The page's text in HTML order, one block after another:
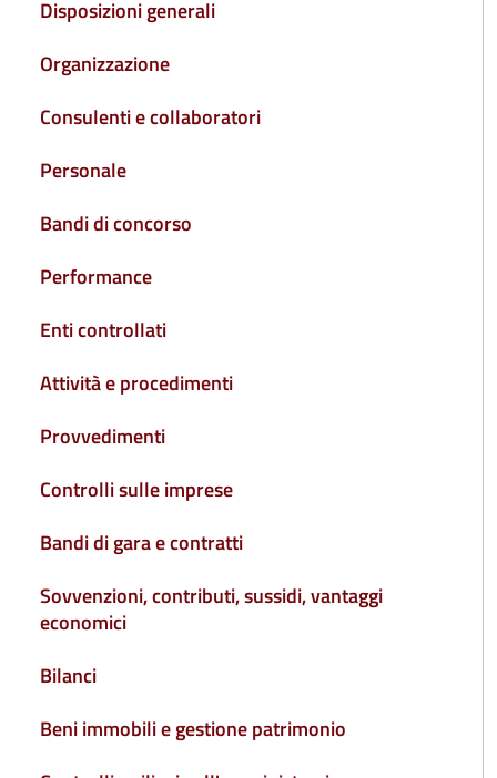
Disposizioni generali
Organizzazione
Consulenti e collaboratori
Personale
Bandi di concorso
Performance
Enti controllati
Attività e procedimenti
Provvedimenti
Controlli sulle imprese
Bandi di gara e contratti
Sovvenzioni, contributi, sussidi, vantaggi
economici
Bilanci
Beni immobili e gestione patrimonio